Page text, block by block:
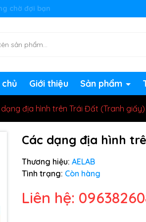
chờ đợi bạn
Giới thiệu Sản phẩm
địa hình trên Trái Đất (Tranh giấy)
Các dạng địa hình
Thương hiệu: AELAB
Tình trạng: Còn hàng
Liên hệ: